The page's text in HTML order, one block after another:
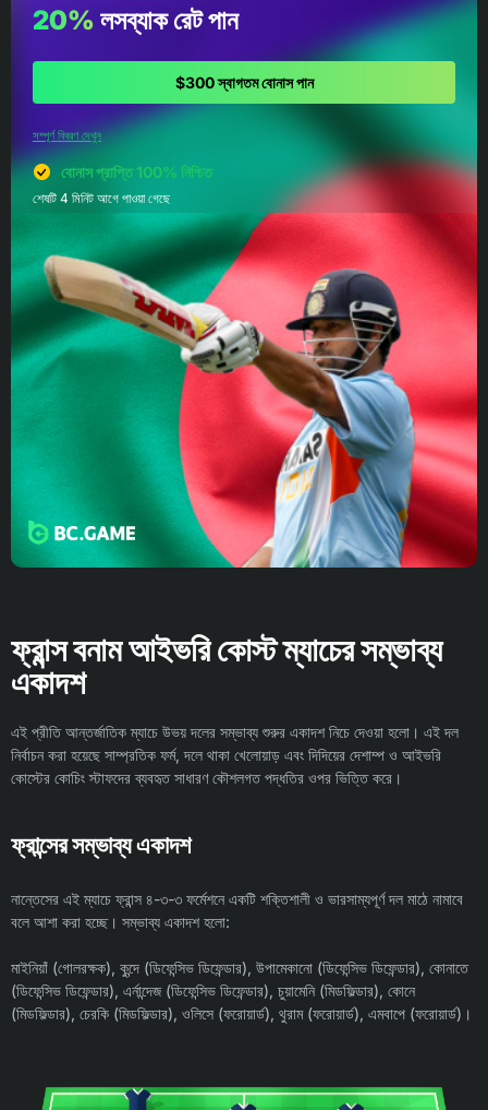
20% লসব্যাক রেট পান
$300 স্বাগতম বোনাস পান
সম্পূর্ণ বিবরণ দেখুন
বোনাস প্রাপ্তি 100% নিশ্চিত
শেষটি 4 মিনিট আগে পাওয়া গেছে
ফ্রান্স বনাম আইভরি কোস্ট ম্যাচের সম্ভাব্য
একাদশ
এই প্রীতি আন্তর্জাতিক ম্যাচে উভয় দলের সম্ভাব্য শুরুর একাদশ নিচে দেওয়া হলো। এই দল
নির্বাচন করা হয়েছে সাম্প্রতিক ফর্ম, দলে থাকা খেলোয়াড় এবং দিদিয়ের দেশাম্প ও আইভরি
কোস্টের কোচিং স্টাফদের ব্যবহৃত সাধারণ কৌশলগত পদ্ধতির ওপর ভিত্তি করে।
ফ্রান্সের সম্ভাব্য একাদশ
নান্তেসের এই ম্যাচে ফ্রান্স ৪-৩-৩ ফর্মেশনে একটি শক্তিশালী ও ভারসাম্যপূর্ণ দল মাঠে নামাবে
বলে আশা করা হচ্ছে। সম্ভাব্য একাদশ হলো:
মাইনিয়াঁ (গোলরক্ষক), কুন্দে (ডিফেন্সিভ ডিফেন্ডার), উপামেকানো (ডিফেন্সিভ ডিফেন্ডার), কোনাতে
(ডিফেন্সিভ ডিফেন্ডার), এর্নান্দেজ (ডিফেন্সিভ ডিফেন্ডার), চুয়ামেনি (মিডফিল্ডার), কোনে
(মিডফিল্ডার), চেরকি (মিডফিল্ডার), ওলিসে (ফরোয়ার্ড), থুরাম (ফরোয়ার্ড), এমবাপে (ফরোয়ার্ড)।